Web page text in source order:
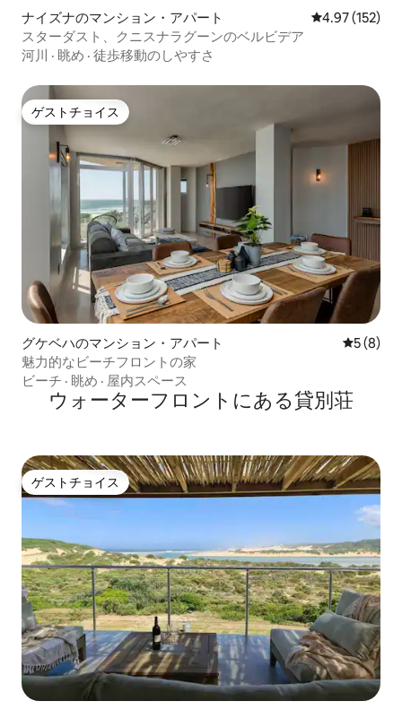
ナイズナのマンション・アパート レビュー152
4.97 (152)
スターダスト、クニスナラグーンのベルビデア
河川 · 眺め · 徒歩移動のしやすさ
ゲストチョイス
ゲストチョイス
グケベハのマンション・アパート レビュー
5 (8)
魅力的なビーチフロントの家
ビーチ · 眺め · 屋内スペース
ウォーターフロントにある貸別荘
ゲストチョイス
ゲストチョイス